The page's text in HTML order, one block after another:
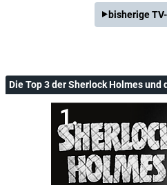
bisherige
Die Top 3 der Sherlock Holmes und